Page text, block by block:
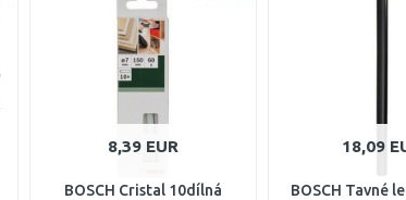
Porovnať
8,39 EUR
BOSCH Cristal 10dílná
18,09
BOSCH Tavné